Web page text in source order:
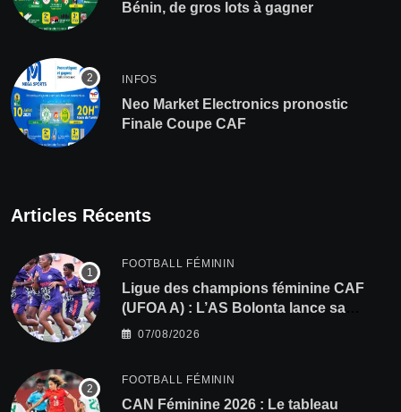
Bénin, de gros lots à gagner
INFOS
Neo Market Electronics pronostic
Finale Coupe CAF
Articles Récents
FOOTBALL FÉMININ
Ligue des champions féminine CAF
(UFOA A) : L’AS Bolonta lance sa
conquête de l’Afrique en Gambie
07/08/2026
FOOTBALL FÉMININ
CAN Féminine 2026 : Le tableau